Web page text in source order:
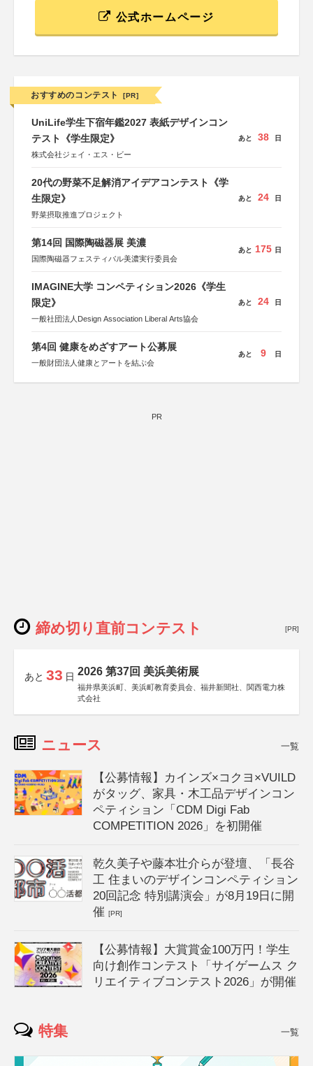
公式ホームページ
おすすめのコンテスト [PR]
UniLife学生下宿年鑑2027 表紙デザインコン
テスト《学生限定》
株式会社ジェイ・エス・ビー
あと 38 日
20代の野菜不足解消アイデアコンテスト《学
生限定》
野菜摂取推進プロジェクト
あと 24 日
第14回 国際陶磁器展 美濃
国際陶磁器フェスティバル美濃実行委員会
あと 175 日
IMAGINE大学 コンペティション2026《学生
限定》
一般社団法人Design Association Liberal Arts協会
あと 24 日
第4回 健康をめざすアート公募展
一般財団法人健康とアートを結ぶ会
あと 9 日
PR
締め切り直前コンテスト [PR]
あと 33 日 2026 第37回 美浜美術展
福井県美浜町、美浜町教育委員会、福井新聞社、関西電力株
式会社
ニュース 一覧
【公募情報】カインズ×コクヨ×VUILD
がタッグ、家具・木工品デザインコン
ペティション「CDM Digi Fab
COMPETITION 2026」を初開催
乾久美子や藤本壮介らが登壇、「長谷
工 住まいのデザインコンペティション
20回記念 特別講演会」が8月19日に開
催[PR]
【公募情報】大賞賞金100万円！学生
向け創作コンテスト「サイゲームス ク
リエイティブコンテスト2026」が開催
特集 一覧